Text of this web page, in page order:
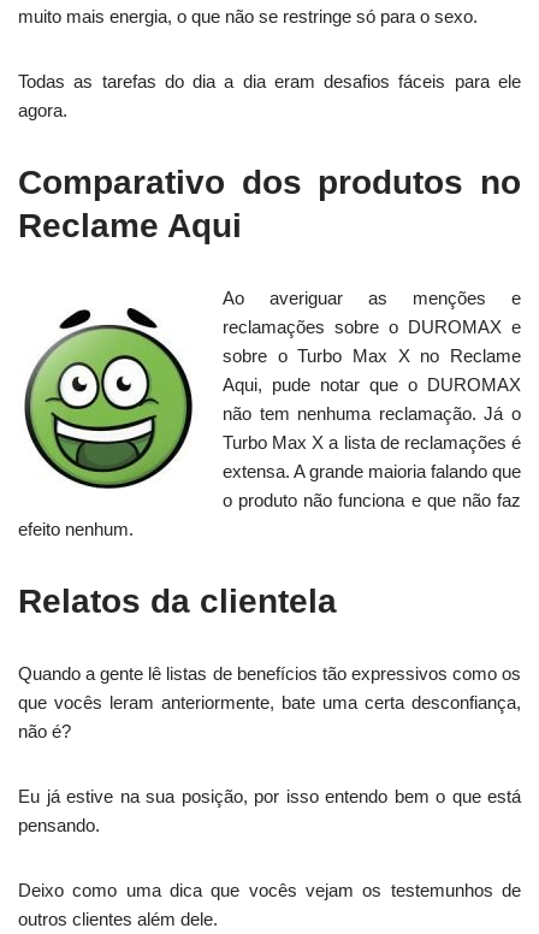
muito mais energia, o que não se restringe só para o sexo.
Todas as tarefas do dia a dia eram desafios fáceis para ele
agora.
Comparativo dos produtos no
Reclame Aqui
Ao averiguar as menções e
reclamações sobre o DUROMAX e
sobre o Turbo Max X no Reclame
Aqui, pude notar que o DUROMAX
não tem nenhuma reclamação. Já o
Turbo Max X a lista de reclamações é
extensa. A grande maioria falando que
o produto não funciona e que não faz
efeito nenhum.
Relatos da clientela
Quando a gente lê listas de benefícios tão expressivos como os
que vocês leram anteriormente, bate uma certa desconfiança,
não é?
Eu já estive na sua posição, por isso entendo bem o que está
pensando.
Deixo como uma dica que vocês vejam os testemunhos de
outros clientes além dele.